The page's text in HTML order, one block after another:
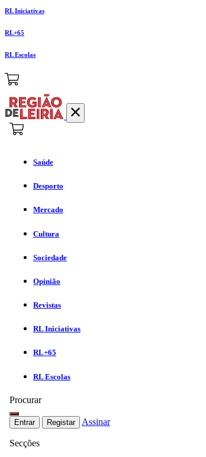
RL Iniciativas
RL+65
RL Escolas
Saúde
Desporto
Mercado
Cultura
Sociedade
Opinião
Revistas
RL Iniciativas
RL+65
RL Escolas
Procurar
Entrar Registar Assinar
Secções